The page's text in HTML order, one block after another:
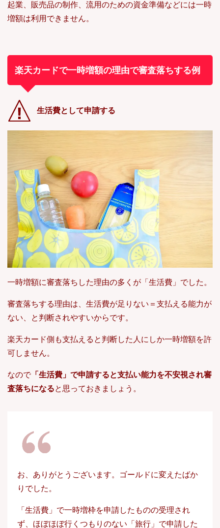
起業、販売品の制作、流用のための資金準備などには一時
増額は利用できません。
楽天カードで一時増額の理由で審査落ちする例
生活費として申請する
一時増額に審査落ちした理由の多くが「生活費」でした。
審査落ちする理由は、生活費が足りない＝支払える能力が
ない、と判断されやすいからです。
楽天カード側も支払えると判断した人にしか一時増額を許
可しません。
なので「生活費」で申請すると支払い能力を不安視され審
査落ちになると思っておきましょう。
お、ありがとうございます。ゴールドに変えたばか
りでした。
「生活費」で一時増枠を申請したものの受理され
ず、ほぼほぼ行くつもりのない「旅行」で申請した